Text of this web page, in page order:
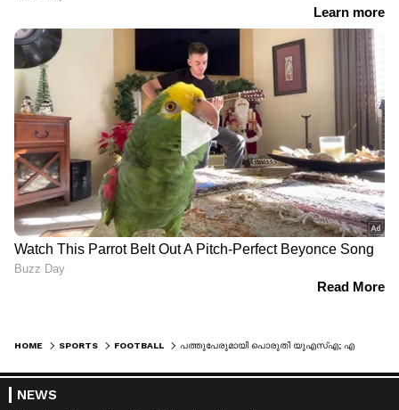
HOME SPORTS FOOTBALL
NEWS